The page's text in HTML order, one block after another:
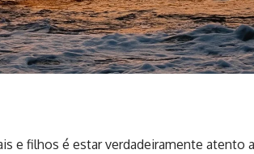
e filhos é estar verdadeiramente atento